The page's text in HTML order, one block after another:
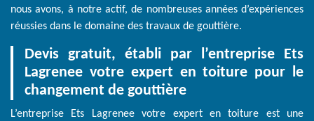
nous avons, à notre actif, de nombreuses années d’expériences
réussies dans le domaine des travaux de gouttière.
Devis gratuit, établi par l’entreprise Ets
Lagrenee votre expert en toiture pour le
changement de gouttière
L’entreprise Ets Lagrenee votre expert en toiture est une